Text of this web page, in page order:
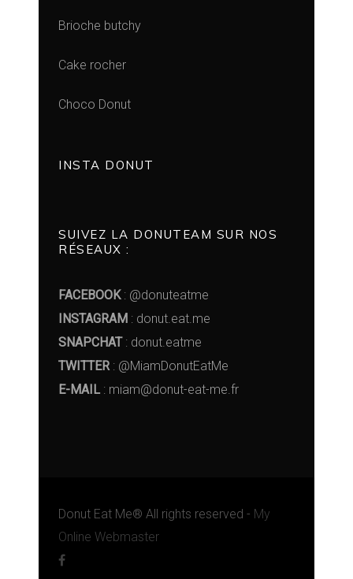
Brioche butchy
Cake rocher
Choco Donut
INSTA DONUT
SUIVEZ LA DONUTEAM SUR NOS
RÉSEAUX :
FACEBOOK: @donuteatme
INSTAGRAM : donut.eat.me
SNAPCHAT: donut.eatme
TWITTER: @MiamDonutEatMe
E-MAIL: miam@donut-eat-me.fr
Donut Eat Me® All rights reserved - My
Online Webmaster